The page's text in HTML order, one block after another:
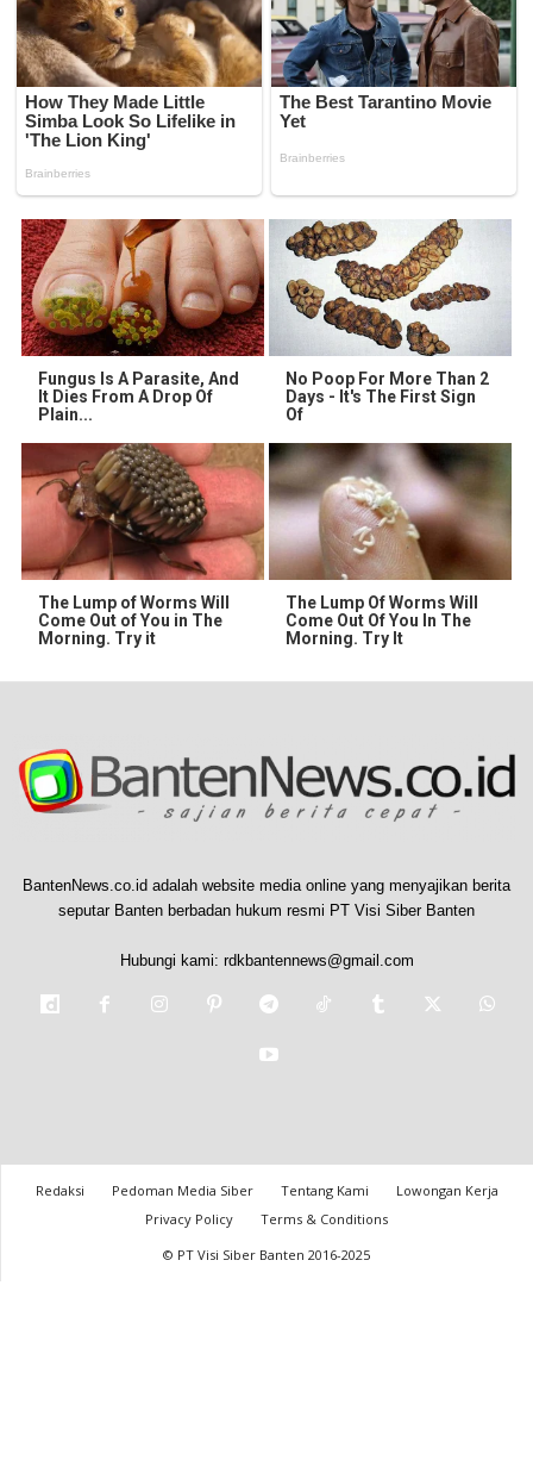
Fungus Is A Parasite, And
It Dies From A Drop Of
Plain...
No Poop For More Than 2
Days - It's The First Sign
Of
The Lump of Worms Will
Come Out of You in The
Morning. Try it
The Lump Of Worms Will
Come Out Of You In The
Morning. Try It
BantenNews.co.id adalah website media online yang menyajikan berita
seputar Banten berbadan hukum resmi PT Visi Siber Banten
Hubungi kami: rdkbantennews@gmail.com
Redaksi Pedoman Media Siber Tentang Kami
Lowongan Kerja
Privacy Policy
Terms & Conditions
© PT Visi Siber Banten 2016-2025